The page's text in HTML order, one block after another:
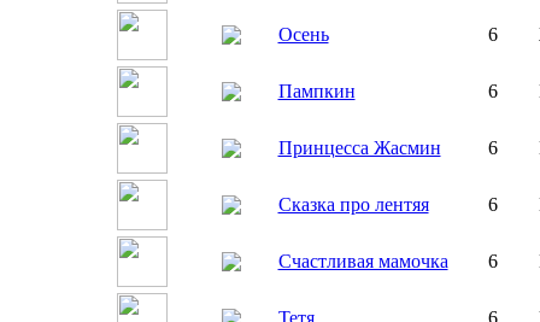
Осень 6
Пампкин 6
Принцесса Жасмин 6
Сказка про лентяя 6
Счастливая мамочка 6
Тетя 6